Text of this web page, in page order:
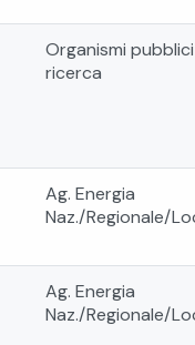
Organismi
ricerca
Ag. Energia
Naz./Regionale/
Ag. Energia
Naz./Regionale/